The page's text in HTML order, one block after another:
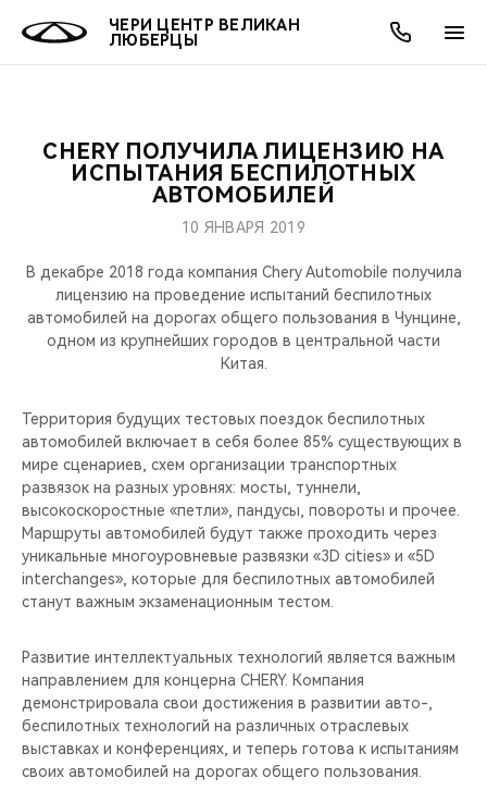
ЧЕРИ ЦЕНТР ВЕЛИКАН
ЛЮБЕРЦЫ
МОДЕЛИ
КРОССОВЕРЫ
СЕДАНЫ
НОВИНКИ
ПОКУПАТЕЛЯМ
КРЕДИТ И СТРАХОВАНИЕ
ВЛАДЕЛЬЦАМ
ЗАПЧАСТИ И АКСЕССУАРЫ
ПОДДЕРЖКА
МИР CHERY
О БРЕНДЕ
CHERY В СОЦСЕТЯХ
БЛАГОТВОРИТЕЛЬНОСТЬ
CHERY REMOTE
CHERY И СПОРТ
НАШИ МЕРОПРИЯТИЯ
ВИДЕООБЗОРЫ
CHERY ДЛЯ ДЕТЕЙ
АКЦИИ
ОНЛАЙН СЕРВИСЫ
КРЕДИТ
О КОМПАНИИ
МЫ В СОЦСЕТЯХ
CHERY ПОЛУЧИЛА ЛИЦЕНЗИЮ НА
ИСПЫТАНИЯ БЕСПИЛОТНЫХ
АВТОМОБИЛЕЙ
10 ЯНВАРЯ 2019
В декабре 2018 года компания Chery Automobile получила
лицензию на проведение испытаний беспилотных
автомобилей на дорогах общего пользования в Чунцине,
одном из крупнейших городов в центральной части
Китая.
Территория будущих тестовых поездок беспилотных
автомобилей включает в себя более 85% существующих в
мире сценариев, схем организации транспортных
развязок на разных уровнях: мосты, туннели,
высокоскоростные «петли», пандусы, повороты и прочее.
Маршруты автомобилей будут также проходить через
уникальные многоуровневые развязки «3D cities» и «5D
interchanges», которые для беспилотных автомобилей
станут важным экзаменационным тестом.
Развитие интеллектуальных технологий является важным
направлением для концерна CHERY. Компания
демонстрировала свои достижения в развитии авто-,
беспилотных технологий на различных отраслевых
выставках и конференциях, и теперь готова к испытаниям
своих автомобилей на дорогах общего пользования.